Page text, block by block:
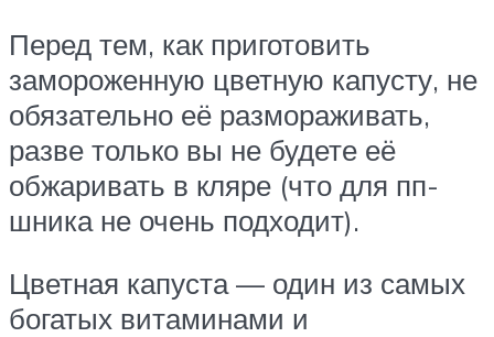
Перед тем, как приготовить
замороженную цветную капусту, не
обязательно её размораживать,
разве только вы не будете её
обжаривать в кляре (что для пп-
шника не очень подходит).
Цветная капуста — один из самых
богатых витаминами и